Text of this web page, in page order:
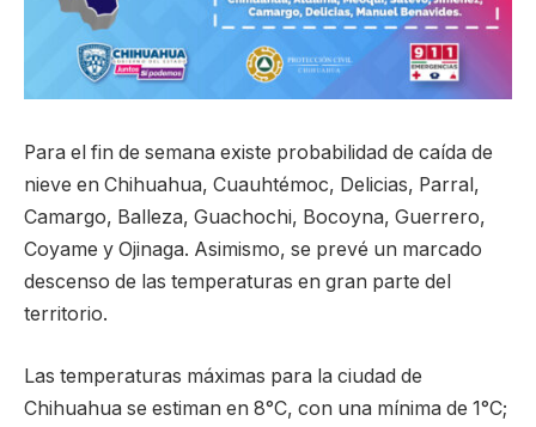
Para el fin de semana existe probabilidad de caída de
nieve en Chihuahua, Cuauhtémoc, Delicias, Parral,
Camargo, Balleza, Guachochi, Bocoyna, Guerrero,
Coyame y Ojinaga. Asimismo, se prevé un marcado
descenso de las temperaturas en gran parte del
territorio.
Las temperaturas máximas para la ciudad de
Chihuahua se estiman en 8°C, con una mínima de 1°C;